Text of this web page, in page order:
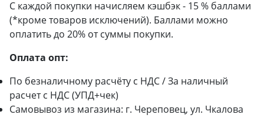
С каждой покупки начисляем кэшбэк - 15 % баллами
(*кроме товаров исключений). Баллами можно
оплатить до 20% от суммы покупки.
Оплата опт:
По безналичному расчёту с НДС / За наличный
расчет с НДС (УПД+чек)
Самовывоз из магазина: г. Череповец, ул. Чкалова